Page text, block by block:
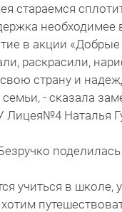
стараемся
в акции
раскрасили,
страну и
- сказала
Лицея№4 Наталья
учиться в школе,